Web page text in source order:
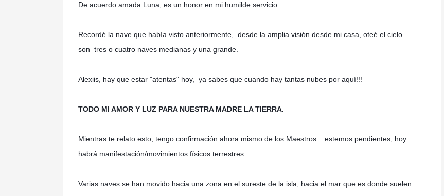
De acuerdo amada Luna, es un honor en mi humilde servicio.
Recordé la nave que había visto anteriormente, desde la amplia visión desde mi casa, oteé el cielo….
son tres o cuatro naves medianas y una grande.
Alexiis, hay que estar "atentas" hoy, ya sabes que cuando hay tantas nubes por aquí!!!
TODO MI AMOR Y LUZ PARA NUESTRA MADRE LA TIERRA.
Mientras te relato esto, tengo confirmación ahora mismo de los Maestros....estemos pendientes, hoy
habrá manifestación/movimientos físicos terrestres.
Varias naves se han movido hacia una zona en el sureste de la isla, hacia el mar que es donde suelen